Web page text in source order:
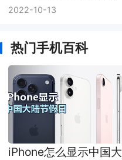
多久
2022-10-13
热门手机百科
iPhone怎么显示中国大